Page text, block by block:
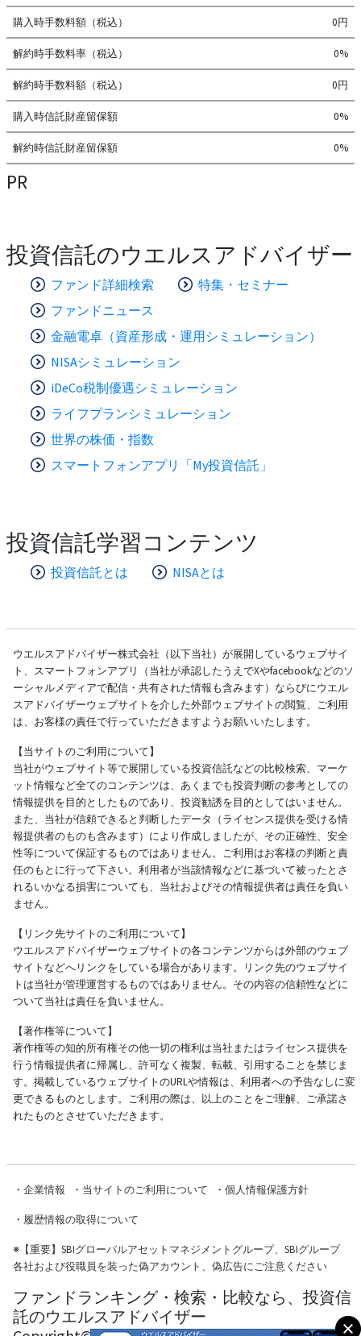
購入時手数料額（税込） 0円
解約時手数料率（税込） 0%
解約時手数料額（税込） 0円
購入時信託財産留保額 0%
解約時信託財産留保額 0%
PR
投資信託のウエルスアドバイザー
ファンド詳細検索
特集・セミナー
ファンドニュース
金融電卓（資産形成・運用シミュレーション）
NISAシミュレーション
iDeCo税制優遇シミュレーション
ライフプランシミュレーション
世界の株価・指数
スマートフォンアプリ「My投資信託」
投資信託学習コンテンツ
投資信託とは NISAとは
ウエルスアドバイザー株式会社（以下当社）が展開しているウェブサイ
ト、スマートフォンアプリ（当社が承認したうえでXやfacebookなどのソ
ーシャルメディアで配信・共有された情報も含みます）ならびにウエル
スアドバイザーウェブサイトを介した外部ウェブサイトの閲覧、ご利用
は、お客様の責任で行っていただきますようお願いいたします。
【当サイトのご利用について】
当社がウェブサイト等で展開している投資信託などの比較検索、マーケ
ット情報など全てのコンテンツは、あくまでも投資判断の参考としての
情報提供を目的としたものであり、投資勧誘を目的としてはいません。
また、当社が信頼できると判断したデータ（ライセンス提供を受ける情
報提供者のものも含みます）により作成しましたが、その正確性、安全
性等について保証するものではありません。ご利用はお客様の判断と責
任のもとに行って下さい。利用者が当該情報などに基づいて被ったとさ
れるいかなる損害についても、当社およびその情報提供者は責任を負い
ません。
【リンク先サイトのご利用について】
ウエルスアドバイザーウェブサイトの各コンテンツからは外部のウェブ
サイトなどへリンクをしている場合があります。リンク先のウェブサイ
トは当社が管理運営するものではありません。その内容の信頼性などに
ついて当社は責任を負いません。
【著作権等について】
著作権等の知的所有権その他一切の権利は当社またはライセンス提供を
行う情報提供者に帰属し、許可なく複製、転載、引用することを禁じま
す。掲載しているウェブサイトのURLや情報は、利用者への予告なしに変
更できるものとします。ご利用の際は、以上のことをご理解、ご承諾さ
れたものとさせていただきます。
・ 企業情報 ・ 当サイトのご利用について ・ 個人情報保護方針
・ 履歴情報の取得について
※【重要】SBIグローバルアセットマネジメントグループ、SBIグループ
各社および役職員を装った偽アカウント、偽広告にご注意ください
ファンドランキング・検索・比較なら、投資信
託のウエルスアドバイザー